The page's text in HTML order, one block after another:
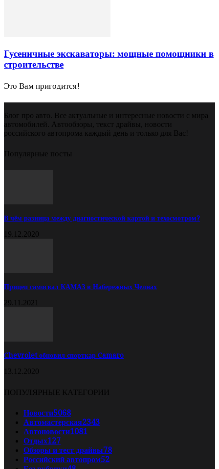
Гусеничные экскаваторы: мощные помощники в
строительстве
Это Вам пригодится!
Блог про авто. Все актуальные и интересные новости с мира
автомобилей. Автообзоры, текст драйвы, новости
российского автопрома каждый день и только для Вас!
Популярные посты
В чём разница между диагностической картой и техосмотром?
19.12.2020
Прицеп самосвал КАМАЗ в Набережных Челнах
29.11.2021
Chevrolet обновил спорткар Camaro
13.12.2020
ПОПУЛЯРНЫЕ КАТЕГОРИИ
Новости5068
Автомастерская2343
Автоновости1081
Отдых127
Обзоры и тест драйвы78
Российский автопром52